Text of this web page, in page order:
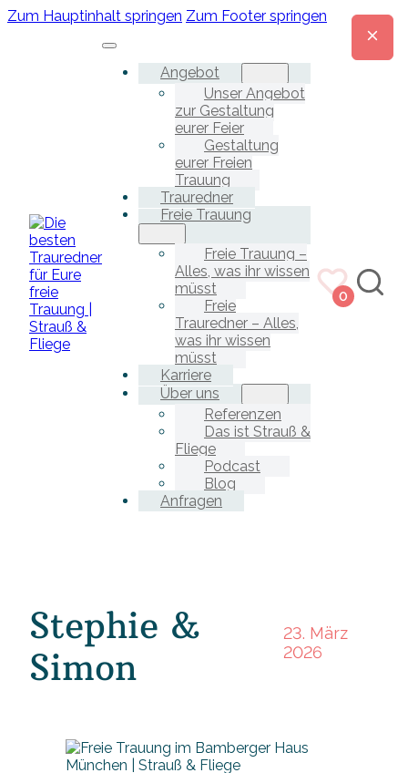
Zum Hauptinhalt springen Zum Footer springen
Angebot
Unser Angebot
zur Gestaltung
eurer Feier
Gestaltung
eurer Freien
Trauung
Trauredner
Freie Trauung
Freie Trauung –
Alles, was ihr wissen
müsst
Freie
Trauredner – Alles,
was ihr wissen
müsst
Karriere
Über uns
Referenzen
Das ist Strauß &
Fliege
Podcast
Blog
Anfragen
0
Stephie &
Simon
23. März
2026